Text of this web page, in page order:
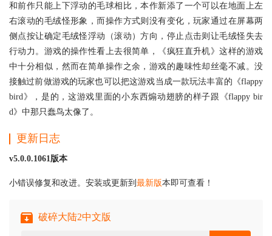
和前作只能上下浮动的毛球相比，本作新添了一个可以在地面上左
右滚动的毛绒怪形象，而操作方式则没有变化，玩家通过在屏幕两
侧点按让确定毛绒怪浮动（滚动）方向，停止点击则让毛绒怪失去
行动力。游戏的操作性看上去很简单，《疯狂直升机》这样的游戏
中十分相似，然而在简单操作之余，游戏的趣味性却丝毫不减。没
接触过前做游戏的玩家也可以把这游戏当成一款玩法丰富的《flappy
bird》，是的，这游戏里面的小东西煽动翅膀的样子跟《flappy bir
d》中那只蠢鸟太像了。
更新日志
v5.0.0.1061版本
小错误修复和改进。安装或更新到 最新版本即可查看！
破碎大陆2中文版